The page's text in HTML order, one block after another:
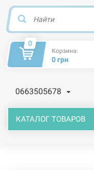
0
Корзина:
0 грн
0663505678
КАТАЛОГ ТОВАРОВ